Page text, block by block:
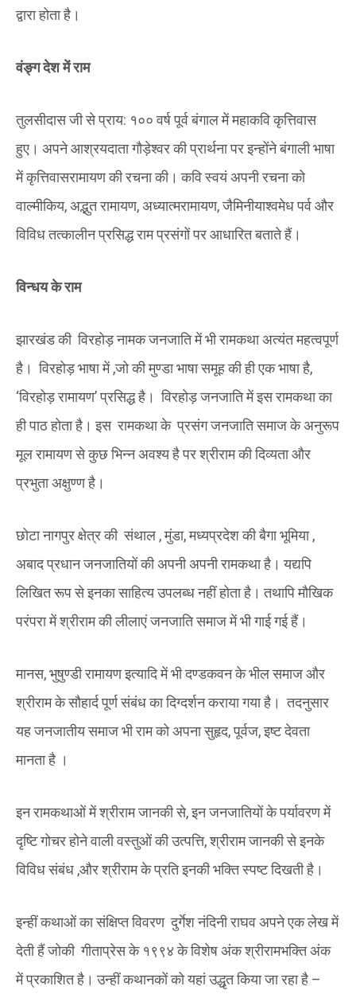
द्वारा होता है।
वंङ्ग देश में राम
तुलसीदास जी से प्राय: १०० वर्ष पूर्व बंगाल में महाकवि कृत्तिवास
हुए। अपने आश्रयदाता गौड़ेश्वर की प्रार्थना पर इन्होंने बंगाली भाषा
में कृत्तिवासरामायण की रचना की। कवि स्वयं अपनी रचना को
वाल्मीकिय, अद्भुत रामायण, अध्यात्मरामायण, जैमिनीयाश्वमेध पर्व और
विविध तत्कालीन प्रसिद्ध राम प्रसंगों पर आधारित बताते हैं।
विन्धय के राम
झारखंड की विरहोड़ नामक जनजाति में भी रामकथा अत्यंत महत्वपूर्ण
है। विरहोड़ भाषा में ,जो की मुण्डा भाषा समूह की ही एक भाषा है,
‘विरहोड़ रामायण’ प्रसिद्ध है। विरहोड़ जनजाति में इस रामकथा का
ही पाठ होता है। इस रामकथा के प्रसंग जनजाति समाज के अनुरूप
मूल रामायण से कुछ भिन्न अवश्य है पर श्रीराम की दिव्यता और
प्रभुता अक्षुण्ण है।
छोटा नागपुर क्षेत्र की संथाल , मुंडा, मध्यप्रदेश की बैगा भूमिया ,
अबाद प्रधान जनजातियों की अपनी अपनी रामकथा है। यद्यपि
लिखित रूप से इनका साहित्य उपलब्ध नहीं होता है। तथापि मौखिक
परंपरा में श्रीराम की लीलाएं जनजाति समाज में भी गाई गई हैं।
मानस, भुषुण्डी रामायण इत्यादि में भी दण्डकवन के भील समाज और
श्रीराम के सौहार्द पूर्ण संबंध का दिग्दर्शन कराया गया है। तदनुसार
यह जनजातीय समाज भी राम को अपना सुहृद, पूर्वज, इष्ट देवता
मानता है ‌।
इन रामकथाओं में श्रीराम जानकी से, इन जनजातियों के पर्यावरण में
दृष्टि गोचर होने वाली वस्तुओं की उत्पत्ति, श्रीराम जानकी से इनके
विविध संबंध ,और श्रीराम के प्रति इनकी भक्ति स्पष्ट दिखती है।
इन्हीं कथाओं का संक्षिप्त विवरण दुर्गेश नंदिनी राघव अपने एक लेख में
देती हैं जोकी गीताप्रेस के १९९४ के विशेष अंक श्रीरामभक्ति अंक
में प्रकाशित है। उन्हीं कथानकों को यहां उद्धृत किया जा रहा है –